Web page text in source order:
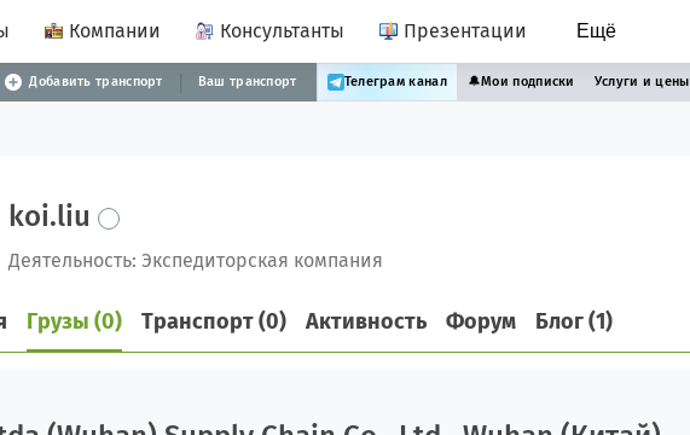
Компании Консультанты Презентации Ещё
Добавить транспорт Ваш транспорт Телеграм канал 🔔Мои подписки Услуги и цены
koi.liu
Деятельность: Экспедиторская компания
Грузы (0) Транспорт (0) Активность Форум Блог (1)